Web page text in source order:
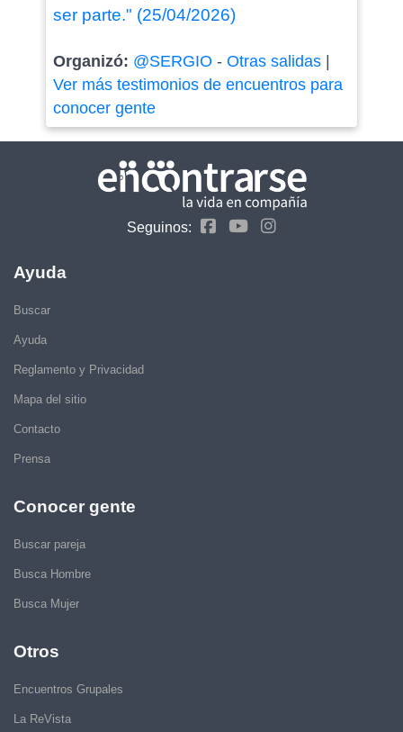
ser parte." (25/04/2026)
Organizó: @SERGIO - Otras salidas|
Ver más testimonios de encuentros para
conocer gente
Seguinos:
Ayuda
Buscar
Ayuda
Reglamento y Privacidad
Mapa del sitio
Contacto
Prensa
Conocer gente
Buscar pareja
Busca Hombre
Busca Mujer
Otros
Encuentros Grupales
La ReVista